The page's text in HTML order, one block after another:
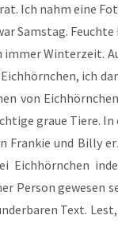
Ich nahm eine
Sams­tag. Feuch­te
Win­ter­zeit.
ich
von
graue Tie­re.
Fran­kie und Bil­ly
Eich­hörn­chen
Per­son gewe­sen
Text.